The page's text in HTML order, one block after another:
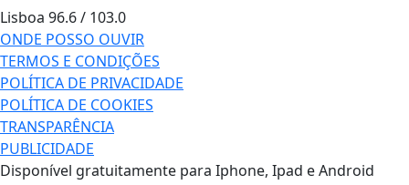
Lisboa 96.6 / 103.0
ONDE POSSO OUVIR
TERMOS E CONDIÇÕES
POLÍTICA DE PRIVACIDADE
POLÍTICA DE COOKIES
TRANSPARÊNCIA
PUBLICIDADE
Disponível gratuitamente para Iphone, Ipad e Android